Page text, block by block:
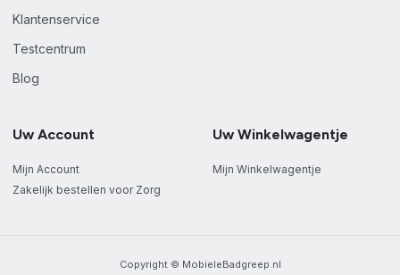
Klantenservice
Testcentrum
Blog
Uw Account
Mijn Account
Zakelijk bestellen voor Zorg
Uw Winkelwagentje
Mijn Winkelwagentje
Copyright © MobieleBadgreep.nl